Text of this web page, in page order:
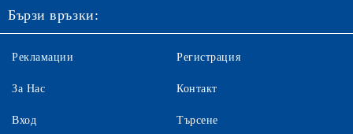
Бързи връзки:
Рекламации
За Нас
Вход
Регистрация
Контакт
Търсене